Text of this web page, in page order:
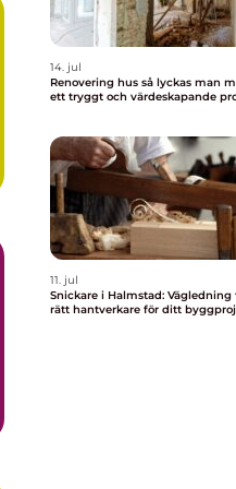
14. jul
Renovering hus så lyckas man med
ett tryggt och värdeskapande
11. jul
Snickare i Halmstad: Vägledning
rätt hantverkare för ditt